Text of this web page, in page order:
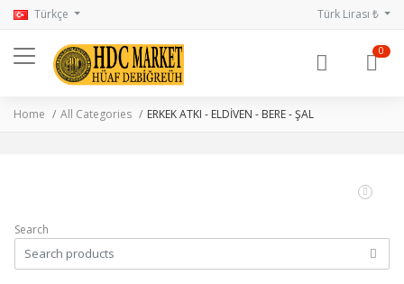
Türkçe Türk Lirası ₺
0
Home All Categories ERKEK ATKI - ELDİVEN - BERE - ŞAL
Search